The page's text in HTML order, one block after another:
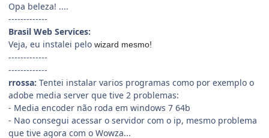
Opa beleza! ....
-------------
Brasil Web Services:
Veja, eu instalei pelo wizard mesmo!
-------------
-------------
rrossa: Tentei instalar varios programas como por exemplo o
adobe media server que tive 2 problemas:
- Media encoder não roda em windows 7 64b
- Nao consegui acessar o servidor com o ip, mesmo problema
que tive agora com o Wowza...